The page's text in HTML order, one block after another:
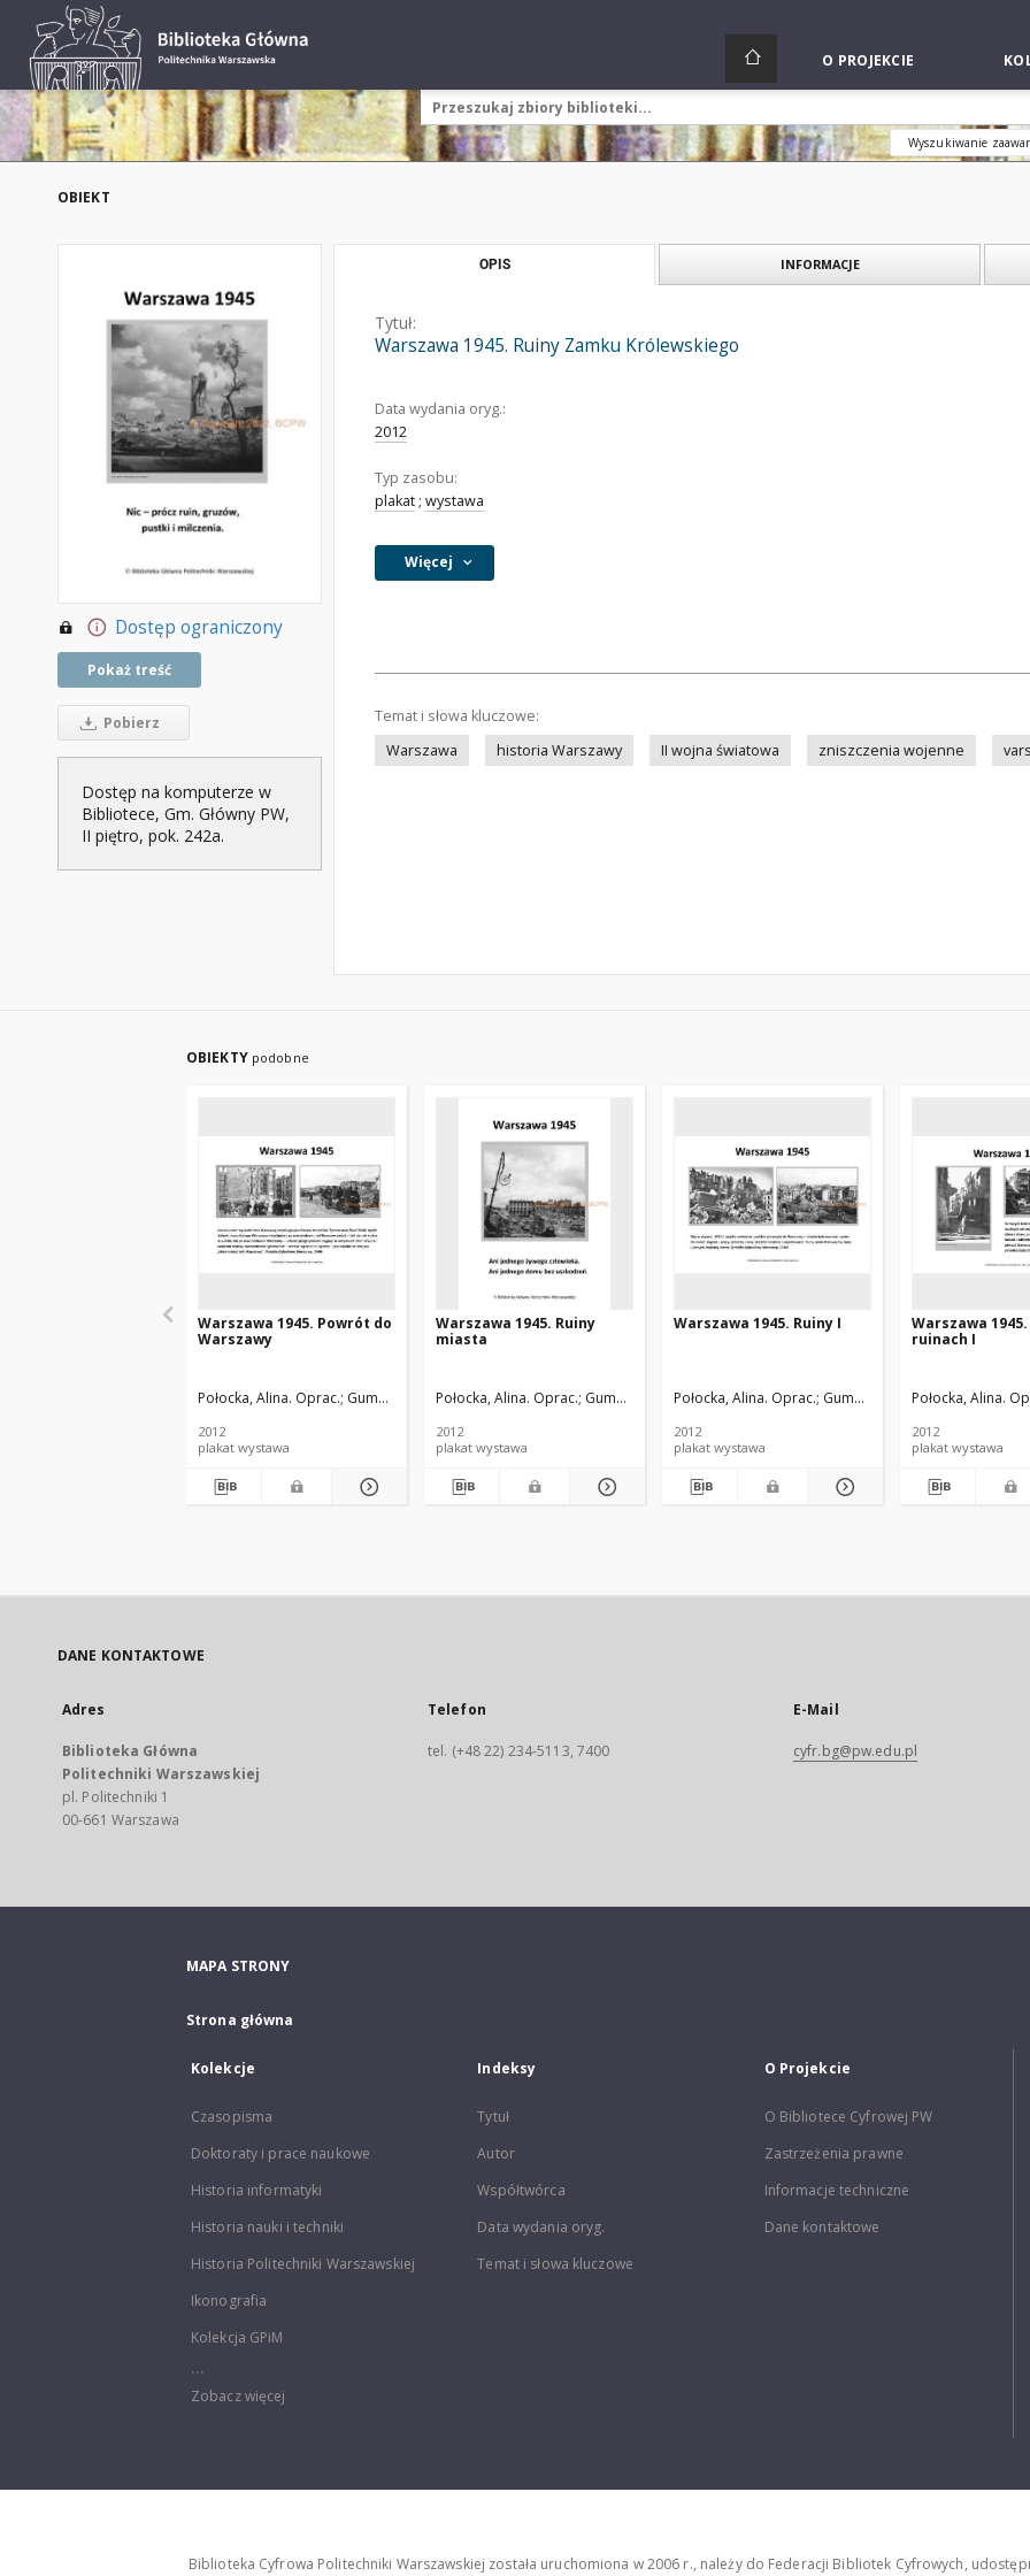
O PROJEKCIE
Wyszukiwanie
OBIEKT
Dostęp ograniczony
Pokaż treść
Pobierz
Dostęp na komputerze w
Bibliotece, Gm. Główny PW,
II piętro, pok. 242a.
OPIS INFORMACJE
Tytuł:
Warszawa 1945. Ruiny Zamku Królewskiego
Data wydania oryg.:
2012
Typ zasobu:
plakat ; wystawa
Więcej
Temat i słowa kluczowe:
Warszawa
historia Warszawy II wojna światowa zniszczenia wojenne
OBIEKTY podobne
Warszawa 1945. Powrót do
Warszawy
Połocka, Alina. Oprac. Gumołowska, Teresa. Oprac. Zdunek, Hanna. Oprac. Kamińska, Joanna. Oprac.
2012
plakat wystawa
Warszawa 1945. Ruiny
miasta
Połocka, Alina. Oprac. Gumołowska, Teresa. Oprac. Zdunek, Hanna. Oprac. Kamińska,
2012
plakat wystawa
Warszawa 1945. Ruiny I
Połocka, Alina. Oprac. Gumołowska, Teresa. Oprac.
2012
plakat wystawa
Warszawa
ruinach I
Połocka, Alina.
2012
plakat wystawa
DANE KONTAKTOWE
Adres
Biblioteka Główna
Politechniki Warszawskiej
pl. Politechniki 1
00-661 Warszawa
Telefon
tel. (+48 22) 234-5113, 7400
E-Mail
cyfr.bg@pw.edu.pl
MAPA STRONY
Strona główna
Kolekcje
Czasopisma
Doktoraty i prace naukowe
Historia informatyki
Historia nauki i techniki
Historia Politechniki Warszawskiej
Ikonografia
Kolekcja GPiM
...
Zobacz więcej
Indeksy
Tytuł
Autor
Współtwórca
Data wydania oryg.
Temat i słowa kluczowe
O Projekcie
O Bibliotece Cyfrowej PW
Zastrzeżenia prawne
Informacje techniczne
Dane kontaktowe
Biblioteka Cyfrowa Politechniki Warszawskiej została uruchomiona w 2006 r., należy do Federacji Bibliotek Cyfrowych,